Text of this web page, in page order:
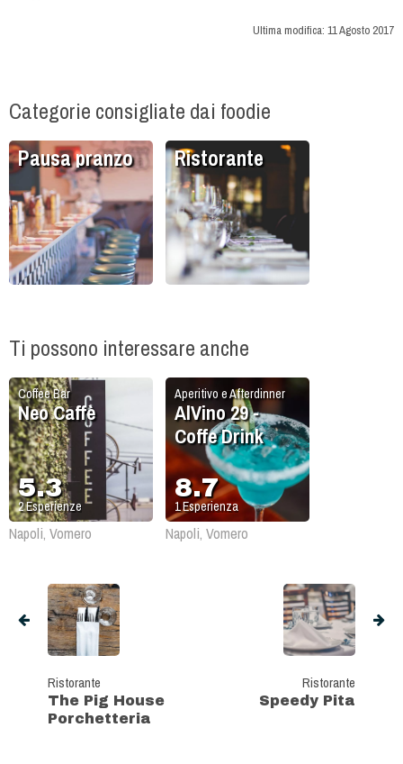
Ultima modifica: 11 Agosto 2017
Categorie consigliate dai foodie
Pausa pranzo Ristorante
Ti possono interessare anche
Coffee Bar
Neo Caffè
5.3
2Esperienze
Napoli, Vomero
Aperitivo e Afterdinner
AlVino 29 -
Coffe Drink
8.7
1Esperienza
Napoli, Vomero
Ristorante
The Pig House
Porchetteria
Ristorante
Speedy Pita